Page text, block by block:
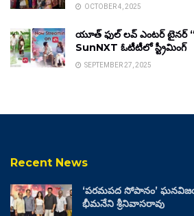
OCTOBER 4, 2025
యూత్ ఫుల్ లవ్ ఎంటర్ టైనర్
SunNXT ఓటీటీలో స్ట్రీమింగ్
SEPTEMBER 27, 2025
Recent News
‘పరమపద సోపానం’
భీమనేని శ్రీనివాసరావు